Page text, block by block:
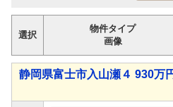
選択
物件タイプ
画像
静岡県富士市入山瀬４ 930万